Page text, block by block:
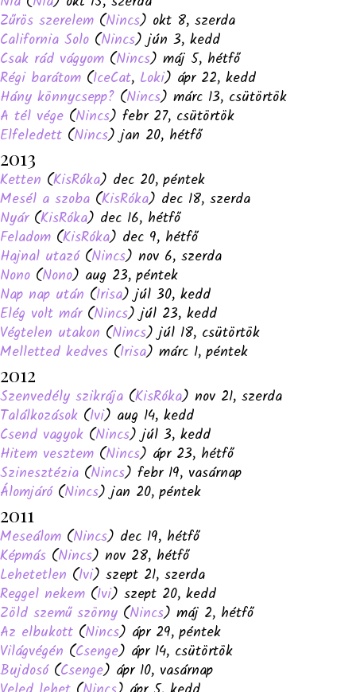
Zűrös szerelem (Nincs) okt 8, szerda
California Solo (Nincs) jún 3, kedd
Csak rád vágyom (Nincs) máj 5, hétfő
Régi barátom (IceCat, Loki) ápr 22, kedd
Hány könnycsepp? (Nincs) márc 13, csütörtök
A tél vége (Nincs) febr 27, csütörtök
Elfeledett (Nincs) jan 20, hétfő
2013
Ketten (KisRóka) dec 20, péntek
Mesél a szoba (KisRóka) dec 18, szerda
Nyár(KisRóka) dec 16, hétfő
Feladom (KisRóka) dec 9, hétfő
Hajnal utazó(Nincs) nov 6, szerda
Nono (Nono) aug 23, péntek
Nap nap után (Irisa) júl 30, kedd
Elég volt már(Nincs) júl 23, kedd
Végtelen utakon (Nincs) júl 18, csütörtök
Melletted kedves (Irisa) márc 1, péntek
2012
Szenvedély szikrája (KisRóka) nov 21, szerda
Találkozások (Ivi) aug 14, kedd
Csend vagyok (Nincs) júl 3, kedd
Hitem vesztem (Nincs) ápr 23, hétfő
Szinesztézia (Nincs) febr 19, vasárnap
Álomjáró(Nincs) jan 20, péntek
2011
Meseálom (Nincs) dec 19, hétfő
Képmás (Nincs) nov 28, hétfő
Lehetetlen (Ivi) szept 21, szerda
Reggel nekem (Ivi) szept 20, kedd
Zöld szemű szörny (Nincs) máj 2, hétfő
Az elbukott (Nincs) ápr 29, péntek
Világvégén (Csenge) ápr 14, csütörtök
Bujdosó(Csenge) ápr 10, vasárnap